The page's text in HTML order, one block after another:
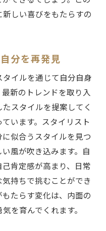
しい喜びをもたらすの
分を再発見
イルを通じて自分自身
新のトレンドを取り入
スタイルを提案してく
います。スタイリスト
似合うスタイルを見つ
風が吹き込みます。自
肯定感が高まり、日常
持ちで挑むことができ
たらす変化は、内面の
を育んでくれます。